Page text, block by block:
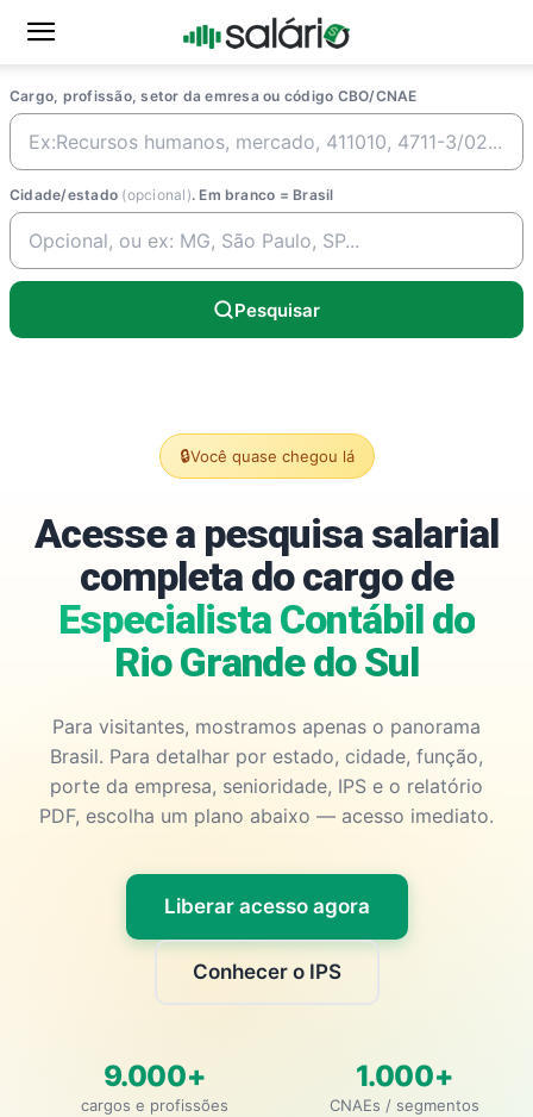
Cargo, profissão, setor da emresa ou código CBO/CNAE
Cidade/estado (opcional). Em branco = Brasil
Pesquisar
🔒Você quase chegou lá
Acesse a pesquisa salarial
completa do cargo de
Especialista Contábil do
Rio Grande do Sul
Para visitantes, mostramos apenas o panorama
Brasil. Para detalhar por estado, cidade, função,
porte da empresa, senioridade, IPS e o relatório
PDF, escolha um plano abaixo — acesso imediato.
Liberar acesso agora
Conhecer o IPS
9.000+
cargos e profissões
1.000+
CNAEs / segmentos